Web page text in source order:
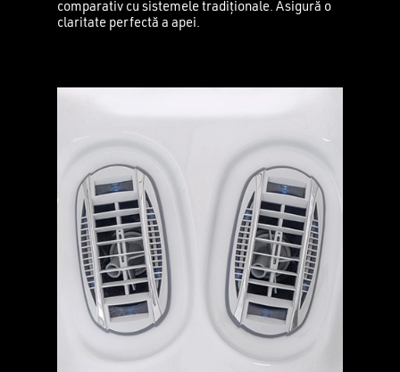
comparativ cu sistemele tradiționale. Asigură o
claritate perfectă a apei.